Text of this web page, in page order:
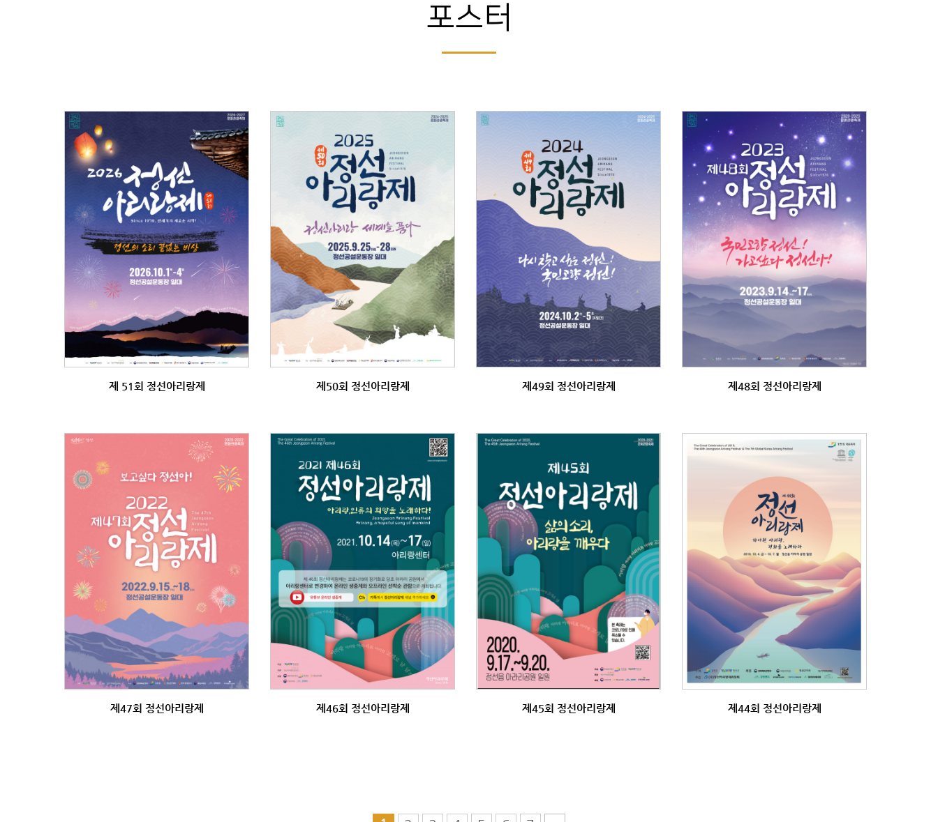
포스터
제 51회 정선아리랑제 제50회 정선아리랑제 제49회 정선아리랑제 제48회 정선아리랑제
제47회 정선아리랑제 제46회 정선아리랑제 제45회 정선아리랑제 제44회 정선아리랑제